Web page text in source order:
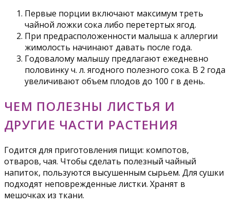
Первые порции включают максимум треть
чайной ложки сока либо перетертых ягод.
При предрасположенности малыша к аллергии
жимолость начинают давать после года.
Годовалому малышу предлагают ежедневно
половинку ч. л. ягодного полезного сока. В 2 года
увеличивают объем плодов до 100 г в день.
ЧЕМ ПОЛЕЗНЫ ЛИСТЬЯ И
ДРУГИЕ ЧАСТИ РАСТЕНИЯ
Годится для приготовления пищи: компотов,
отваров, чая. Чтобы сделать полезный чайный
напиток, пользуются высушенным сырьем. Для сушки
подходят неповрежденные листки. Хранят в
мешочках из ткани.